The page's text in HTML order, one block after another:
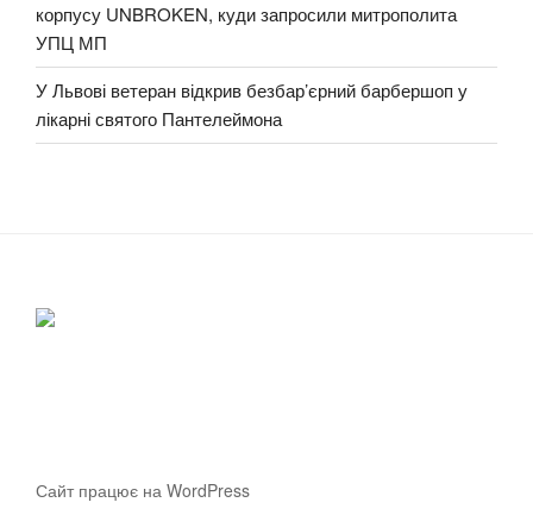
корпусу UNBROKEN, куди запросили митрополита
УПЦ МП
У Львові ветеран відкрив безбар’єрний барбершоп у
лікарні святого Пантелеймона
Сайт працює на WordPress